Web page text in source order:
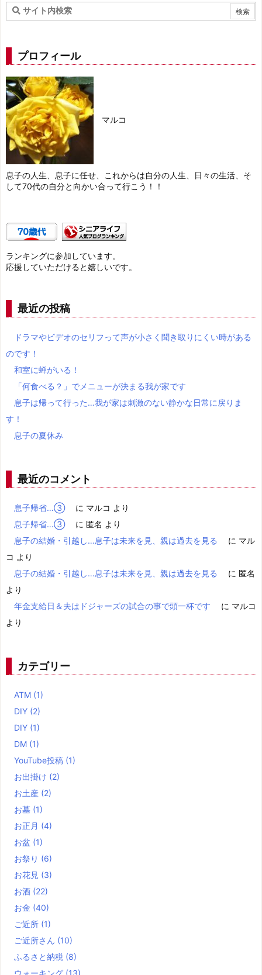
プロフィール
マルコ
息子の人生、息子に任せ、これからは自分の人生、日々の生活、そ
して70代の自分と向かい合って行こう！！
ランキングに参加しています。
応援していただけると嬉しいです。
最近の投稿
ドラマやビデオのセリフって声が小さく聞き取りにくい時がある
のです！
和室に蝉がいる！
「何食べる？」でメニューが決まる我が家です
息子は帰って行った…我が家は刺激のない静かな日常に戻りま
す！
息子の夏休み
最近のコメント
息子帰省…③ に マルコ より
息子帰省…③
に 匿名 より
息子の結婚・引越し…息子は未来を見、親は過去を見る
に マル
コ より
息子の結婚・引越し…息子は未来を見、親は過去を見る
に 匿名
より
年金支給日＆夫はドジャーズの試合の事で頭一杯です
に マルコ
より
カテゴリー
ATM (1)
DIY (2)
DIY (1)
DM (1)
YouTube投稿 (1)
お出掛け (2)
お土産 (2)
お墓 (1)
お正月 (4)
お盆 (1)
お祭り (6)
お花見 (3)
お酒 (22)
お金 (40)
ご近所 (1)
ご近所さん (10)
ふるさと納税 (8)
ウォーキング (13)